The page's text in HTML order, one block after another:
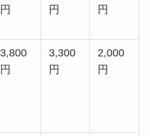
円
円
円
3,800
円
3,300
円
2,000
円